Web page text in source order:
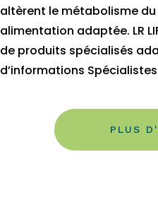
altèrent le métabolisme
alimentation adaptée. LR
de produits spécialisés
d’informations Spécialistes
PLUS